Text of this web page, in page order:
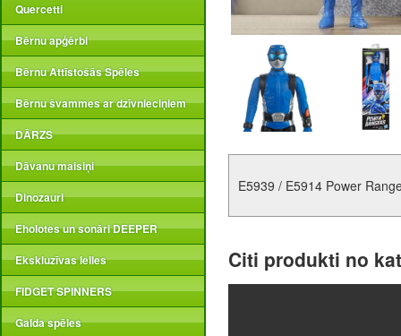
Quercetti
Bērnu apģērbi
Bērnu Attīstošās Spēles
Bērnu švammes ar dzīvnieciņiem
DĀRZS
Dāvanu maisiņi
Dinozauri
Eholotes un sonāri DEEPER
Ekskluzīvas lelles
FIDGET SPINNERS
Galda spēles
E5939 / E5914 Power
Citi produkti no